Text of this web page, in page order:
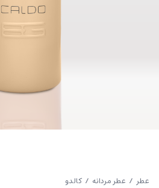
عطر / عطر مردانه / کالدو